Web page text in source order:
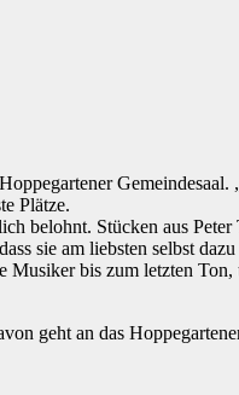
Plätze.
belohnt. Stücken aus
sie am liebsten selbst
bis zum letzten
geht an das